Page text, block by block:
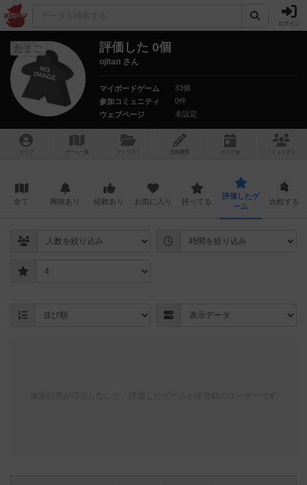
ログイン
たまご 評価した 0個
ojitan さん
マイボードゲーム
33個
参加コミュニティ
0件
ウェブページ
未設定
トップ ゲーム一覧 マイリスト 投稿履歴 ボ ドゲ コミュニティ
全て 興味あり 経験あり お気に入り 持ってる
評価したゲ
ーム
比較する